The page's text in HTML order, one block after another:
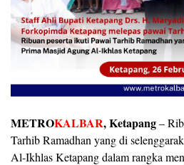
METROKALBAR, Ketapang–
Tarhib Ramadhan yang di
Al-Ikhlas Ketapang dalam rangka